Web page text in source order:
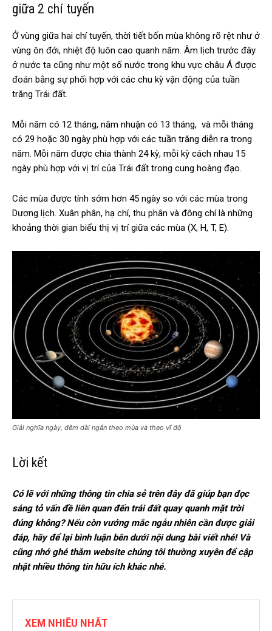
giữa 2 chí tuyến
Ở vùng giữa hai chí tuyến, thời tiết bốn mùa không rõ rệt như ở
vùng ôn đới, nhiệt độ luôn cao quanh năm. Âm lịch trước đây
ở nước ta cũng như một số nước trong khu vực châu Á được
đoán bằng sự phối hợp với các chu kỳ vận động của tuần
trăng Trái đất.
Mỗi năm có 12 tháng, năm nhuận có 13 tháng, và mỗi tháng
có 29 hoặc 30 ngày phù hợp với các tuần trăng diễn ra trong
năm. Mỗi năm được chia thành 24 kỳ, mỗi kỳ cách nhau 15
ngày phù hợp với vị trí của Trái đất trong cung hoàng đạo.
Các mùa được tính sớm hơn 45 ngày so với các mùa trong
Dương lịch. Xuân phân, hạ chí, thu phân và đông chí là những
khoảng thời gian biểu thị vị trí giữa các mùa (X, H, T, E).
Giải nghĩa ngày, đêm dài ngắn theo mùa và theo vĩ độ
Lời kết
Có lẽ với những thông tin chia sẻ trên đây đã giúp bạn đọc
sáng tỏ vấn đề liên quan đến trái đất quay quanh mặt trời
đúng không? Nếu còn vướng mắc ngẫu nhiên cần được giải
đáp, hãy để lại bình luận bên dưới nội dung bài viết nhé! Và
cũng nhớ ghé thăm website chúng tôi thường xuyên để cập
nhật nhiều thông tin hữu ích khác nhé.
XEM NHIỀU NHẤT